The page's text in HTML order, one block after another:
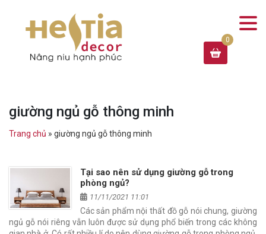
giường ngủ gỗ thông minh
Trang chủ » giường ngủ gỗ thông minh
Tại sao nên sử dụng giường gỗ trong
phòng ngủ?
11/11/2021 11:01
Các sản phẩm nội thất đồ gỗ nói chung, giường
ngủ gỗ nói riêng vẫn luôn được sử dụng phổ biến trong các không